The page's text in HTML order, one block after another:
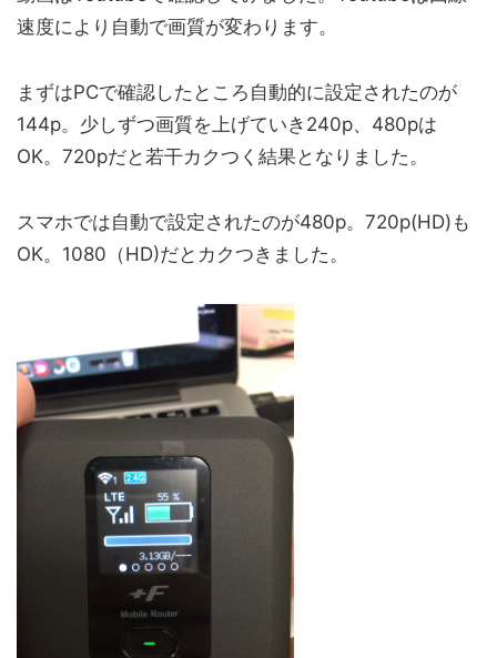
速度により自動で画質が変わります。
まずはPCで確認したところ自動的に設定されたのが
144p。少しずつ画質を上げていき240p、480pは
OK。720pだと若干カクつく結果となりました。
スマホでは自動で設定されたのが480p。720p(HD)も
OK。1080（HD)だとカクつきました。